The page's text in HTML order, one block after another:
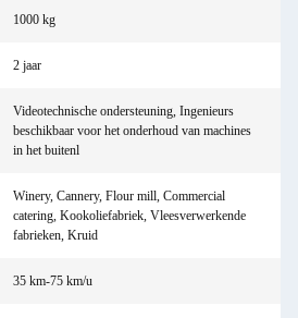
1000 kg
2 jaar
Videotechnische ondersteuning, Ingenieurs
beschikbaar voor het onderhoud van machines
in het buitenl
Winery, Cannery, Flour mill, Commercial
catering, Kookoliefabriek, Vleesverwerkende
fabrieken, Kruid
35 km-75 km/u